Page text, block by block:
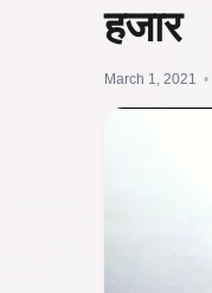
हजार
March 1, 2021 •